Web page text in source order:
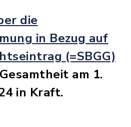
die
in Bezug auf
(=SBGG)
am 1.
in Kraft.